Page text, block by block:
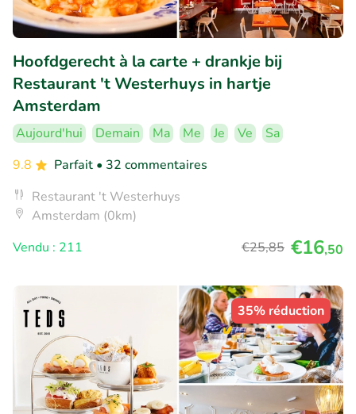
Hoofdgerecht à la carte + drankje bij
Restaurant 't Westerhuys in hartje
Amsterdam
Aujourd'hui Demain Ma Me Je Ve
Sa
9.8
Parfait • 32 commentaires
Restaurant 't Westerhuys
Amsterdam (0km)
Vendu : 211
€25,85 €16,50
35% réduction